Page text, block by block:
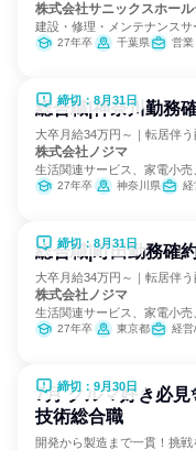
株式会社サニックスホー
建設・修理・メンテナンス
27年卒 千葉県 営業
締切：8月31日
総合職|神奈川勤務
大卒月給34万円～｜転居伴
株式会社ノジマ
生活関連サービス、家電小売
27年卒 神奈川県 経
締切：8月31日
総合職|町田勤務確
大卒月給34万円～｜転居伴
株式会社ノジマ
生活関連サービス、家電小売
27年卒 東京都 経営
締切：9月30日
7月 クルマ好き必
技術総合職
開発から製造まで一貫！挑